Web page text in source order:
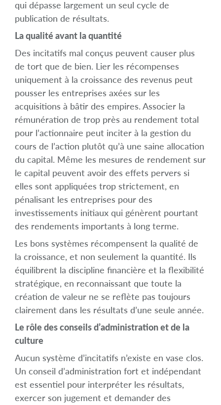
qui dépasse largement un seul cycle de
publication de résultats.
La qualité avant la quantité
Des incitatifs mal conçus peuvent causer plus
de tort que de bien. Lier les récompenses
uniquement à la croissance des revenus peut
pousser les entreprises axées sur les
acquisitions à bâtir des empires. Associer la
rémunération de trop près au rendement total
pour l’actionnaire peut inciter à la gestion du
cours de l’action plutôt qu’à une saine allocation
du capital. Même les mesures de rendement sur
le capital peuvent avoir des effets pervers si
elles sont appliquées trop strictement, en
pénalisant les entreprises pour des
investissements initiaux qui génèrent pourtant
des rendements importants à long terme.
Les bons systèmes récompensent la qualité de
la croissance, et non seulement la quantité. Ils
équilibrent la discipline financière et la flexibilité
stratégique, en reconnaissant que toute la
création de valeur ne se reflète pas toujours
clairement dans les résultats d’une seule année.
Le rôle des conseils d’administration et de la
culture
Aucun système d’incitatifs n’existe en vase clos.
Un conseil d’administration fort et indépendant
est essentiel pour interpréter les résultats,
exercer son jugement et demander des